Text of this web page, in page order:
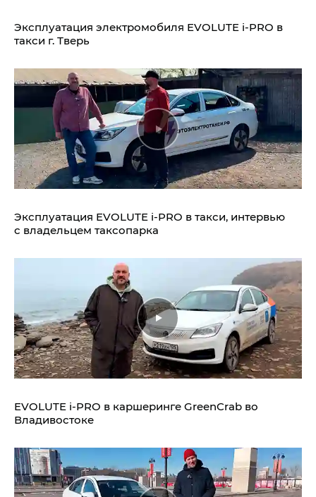
Эксплуатация электромобиля EVOLUTE i‑PRO в
такси г. Тверь
Эксплуатация EVOLUTE i‑PRO в такси, интервью
с владельцем таксопарка
EVOLUTE i‑PRO в каршеринге GreenCrab во
Владивостоке